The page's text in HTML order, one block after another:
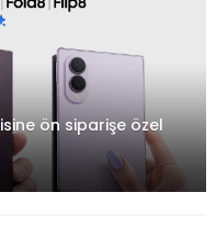
ön siparişe özel